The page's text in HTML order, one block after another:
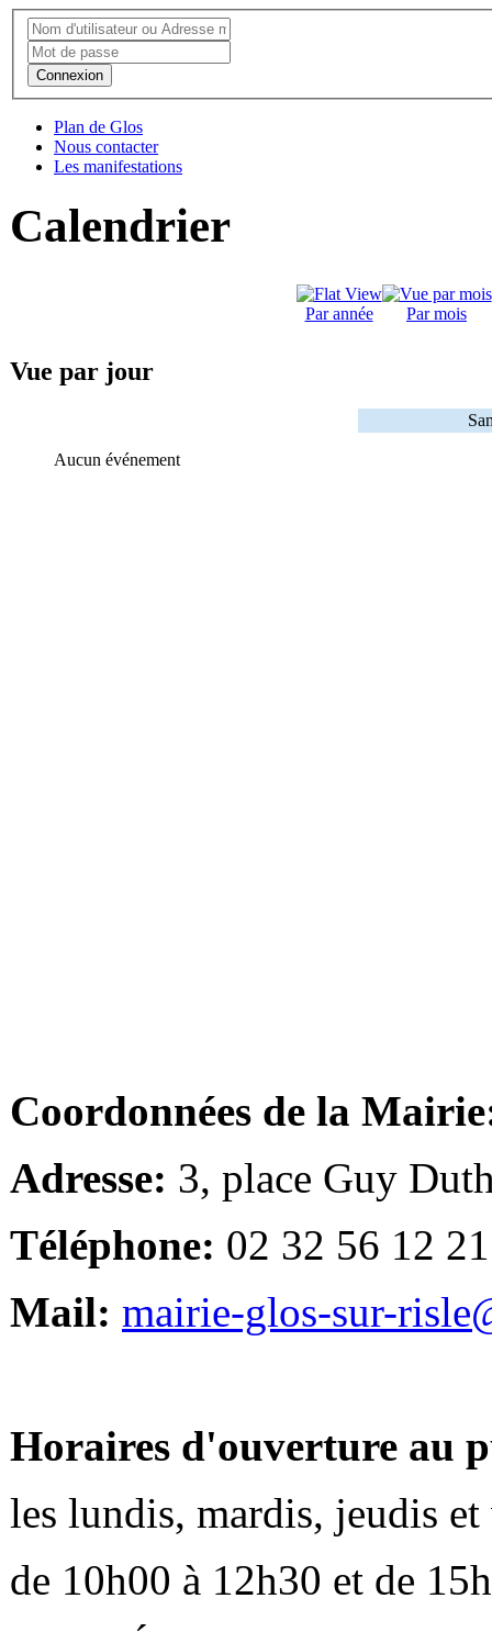
Connexion
Plan de Glos
Nous contacter
Les manifestations
Calendrier
Par année Par mois
Vue par jour
Aucun événement
Coordonnées de la
Adresse: 3, place Guy
Téléphone: 02 32 56 12 21
Mail: mairie-glos-sur-
Horaires d'ouverture au
les lundis, mardis, jeudis et
de 10h00 à 12h30 et de